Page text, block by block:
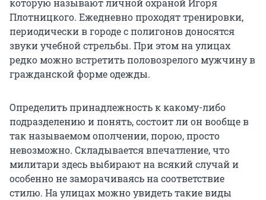
которую называют личной охраной Игоря
Плотницкого. Ежедневно проходят тренировки,
периодически в городе с полигонов доносятся
звуки учебной стрельбы. При этом на улицах
редко можно встретить половозрелого мужчину в
гражданской форме одежды.
Определить принадлежность к какому-либо
подразделению и понять, состоит ли он вообще в
так называемом ополчении, порою, просто
невозможно. Складывается впечатление, что
милитари здесь выбирают на всякий случай и
особенно не заморачиваясь на соответствие
стилю. На улицах можно увидеть такие виды